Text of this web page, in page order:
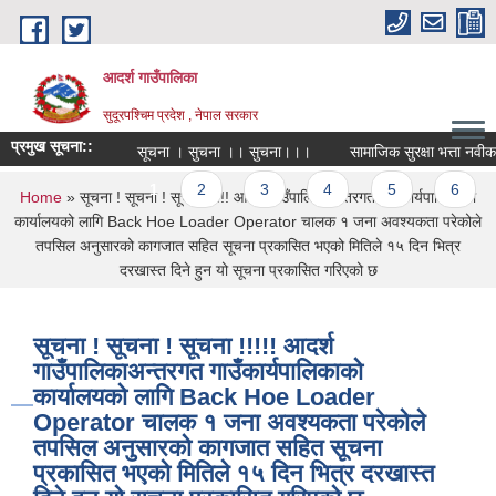
Skip to main content
आदर्श गाउँपालिका
सुदूरपश्चिम प्रदेश , नेपाल सरकार
प्रमुख सूचना:: सूचना । सुचना ।। सुचना।।। सामाजिक सुरक्षा भत्ता
Pages
1 2 3 4 5 6
You are here
Home » सूचना ! सूचना ! सूचना !!!!! आदर्श गाउँपालिकाअन्तरगत गाउँकार्यपालिकाको
कार्यालयको लागि Back Hoe Loader Operator चालक १ जना अवश्यकता परेकोले
तपसिल अनुसारको कागजात सहित सूचना प्रकासित भएको मितिले १५ दिन भित्र
दरखास्त दिने हुन यो सूचना प्रकासित गरिएको छ
सूचना ! सूचना ! सूचना !!!!! आदर्श
गाउँपालिकाअन्तरगत गाउँकार्यपालिकाको
कार्यालयको लागि Back Hoe Loader
Operator चालक १ जना अवश्यकता परेकोले
तपसिल अनुसारको कागजात सहित सूचना
प्रकासित भएको मितिले १५ दिन भित्र दरखास्त